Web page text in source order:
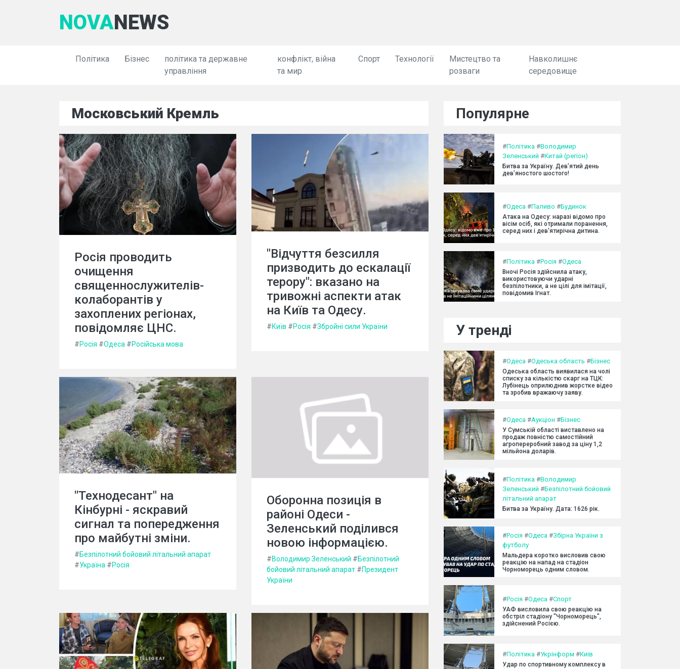
NOVANEWS
Політика Бізнес
політика та державне
управління
конфлікт, війна
та мир
Спорт Технології
Мистецтво та
розваги
Навколишнє
середовище
Московський Кремль
Росія проводить
очищення
священнослужителів-
колаборантів у
захоплених регіонах,
повідомляє ЦНС.
#Росія #Одеса #Російська мова
"Відчуття безсилля
призводить до ескалації
терору": вказано на
тривожні аспекти атак
на Київ та Одесу.
#Київ #Росія #Збройні сили України
"Технодесант" на
Кінбурні - яскравий
сигнал та попередження
про майбутні зміни.
#Безпілотний бойовий літальний апарат
#Україна #Росія
Оборонна позиція в
районі Одеси -
Зеленський поділився
новою інформацією.
#Володимир Зеленський #Безпілотний
бойовий літальний апарат #Президент
України
Популярне
#Політика #Володимир
Зеленський #Китай (регіон)
Битва за Україну. Дев’ятий день
дев’яностого шостого!
#Одеса #Паливо #Будинок
Атака на Одесу: наразі відомо про
вісім осіб, які отримали поранення,
серед них і дев'ятирічна дитина.
#Політика #Росія #Одеса
Вночі Росія здійснила атаку,
використовуючи ударні
безпілотники, а не цілі для імітації,
повідомив Ігнат.
У тренді
#Одеса #Одеська область #Бізнес
Одеська область виявилася на чолі
списку за кількістю скарг на ТЦК:
Лубінець оприлюднив жорстке відео
та зробив вражаючу заяву.
#Одеса #Аукціон #Бізнес
У Сумській області виставлено на
продаж повністю самостійний
агропереробний завод за ціну 1,2
мільйона доларів.
#Політика #Володимир
Зеленський #Безпілотний бойовий
літальний апарат
Битва за Україну. Дата: 1626 рік.
#Росія #Одеса #Збірна України з
футболу
Мальдера коротко висловив свою
реакцію на напад на стадіон
Чорноморець одним словом.
#Росія #Одеса #Спорт
УАФ висловила свою реакцію на
обстріл стадіону "Чорноморець",
здійснений Росією.
#Політика #Укрінформ #Київ
Удар по спортивному комплексу в